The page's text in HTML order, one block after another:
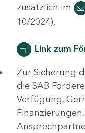
zusätzlich im
10/2024).
Link zum
Zur Sicherung
die SAB
Verfügung.